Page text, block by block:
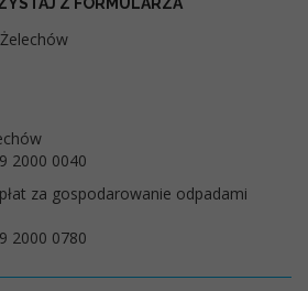
2000 0040
za gospodarowanie odpadami
2000 0780